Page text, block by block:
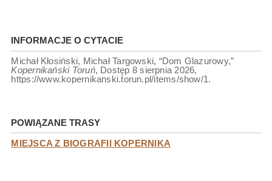
INFORMACJE O CYTACIE
Michał Kłosiński, Michał Targowski, “Dom Glazurowy,”
Kopernikański Toruń, Dostęp 8 sierpnia 2026,
https://www.kopernikanski.torun.pl/items/show/1.
POWIĄZANE TRASY
MIEJSCA Z BIOGRAFII KOPERNIKA